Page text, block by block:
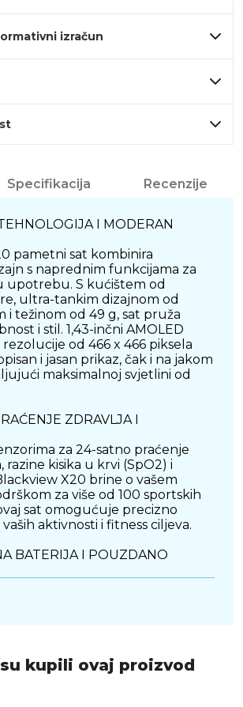
izračun
Specifikacija Recenzije
I MODERAN
pametni sat kombinira
s naprednim funkcijama za
upotrebu. S kućištem od
ultra-tankim dizajnom od
i težinom od 49 g, sat pruža
i stil. 1,43-inčni AMOLED
rezolucije od 466 x 466 piksela
i jasan prikaz, čak i na jakom
maksimalnoj svjetlini od
ZDRAVLJA I
za 24-satno praćenje
razine kisika u krvi (SpO2) i
X20 brine o vašem
za više od 100 sportskih
sat omogućuje precizno
aktivnosti i fitness ciljeva.
BATERIJA I POUZDANO
do 20 dana u stanju
glazbom i druge
kupili ovaj proizvod